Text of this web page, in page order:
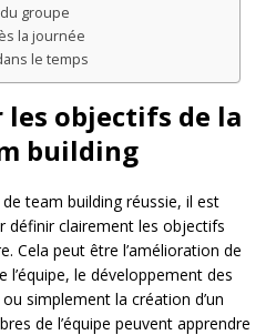
groupe
la journée
le temps
les objectifs de la
building
team building réussie, il est
définir clairement les objectifs
Cela peut être l’amélioration de
le développement des
simplement la création d’un
de l’équipe peuvent apprendre